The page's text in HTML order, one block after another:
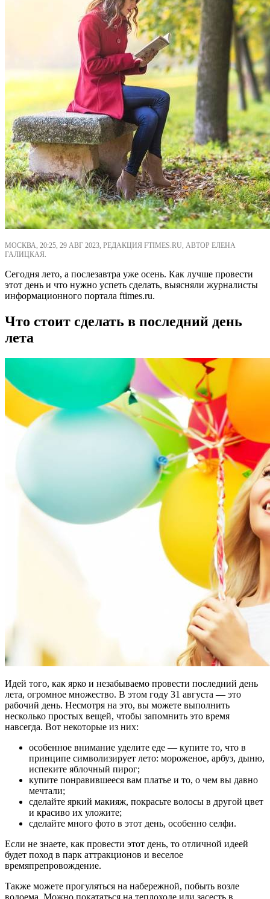
МОСКВА, 20:25, 29 АВГ 2023, РЕДАКЦИЯ FTIMES.RU, АВТОР ЕЛЕНА
ГАЛИЦКАЯ.
Сегодня лето, а послезавтра уже осень. Как лучше провести
этот день и что нужно успеть сделать, выясняли журналисты
информационного портала ftimes.ru.
Что стоит сделать в последний день
лета
Идей того, как ярко и незабываемо провести последний день
лета, огромное множество. В этом году 31 августа — это
рабочий день. Несмотря на это, вы можете выполнить
несколько простых вещей, чтобы запомнить это время
навсегда. Вот некоторые из них:
особенное внимание уделите еде — купите то, что в
принципе символизирует лето: мороженое, арбуз, дыню,
испеките яблочный пирог;
купите понравившееся вам платье и то, о чем вы давно
мечтали;
сделайте яркий макияж, покрасьте волосы в другой цвет
и красиво их уложите;
сделайте много фото в этот день, особенно селфи.
Если не знаете, как провести этот день, то отличной идеей
будет поход в парк аттракционов и веселое
времяпрепровождение.
Также можете прогуляться на набережной, побыть возле
водоема. Можно покататься на теплоходе или засесть в